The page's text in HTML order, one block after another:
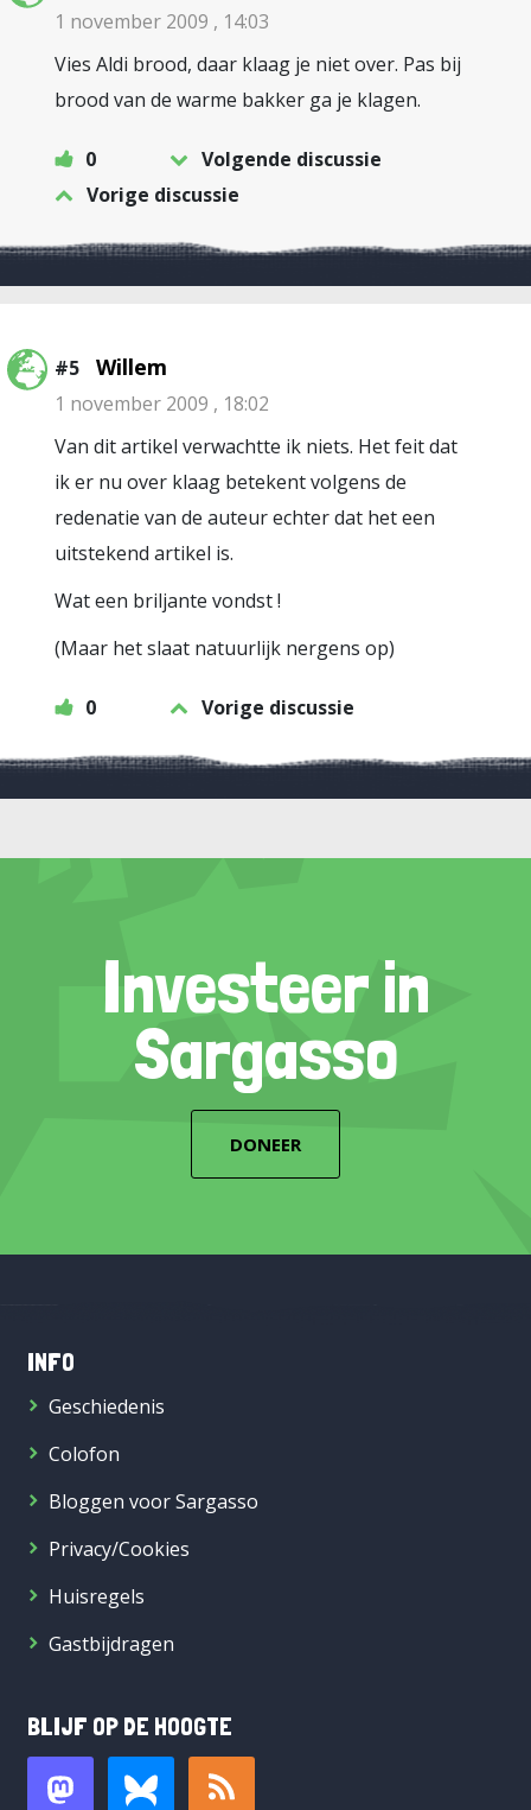
1 november 2009 , 14:03
Vies Aldi brood, daar klaag je niet over. Pas bij
brood van de warme bakker ga je klagen.
0
Volgende discussie
Vorige discussie
#5 Willem
1 november 2009 , 18:02
Van dit artikel verwachtte ik niets. Het feit dat
ik er nu over klaag betekent volgens de
redenatie van de auteur echter dat het een
uitstekend artikel is.
Wat een briljante vondst !
(Maar het slaat natuurlijk nergens op)
0 Vorige discussie
Investeer in
Sargasso
DONEER
INFO
Geschiedenis
Colofon
Bloggen voor Sargasso
Privacy/Cookies
Huisregels
Gastbijdragen
BLIJF OP DE HOOGTE